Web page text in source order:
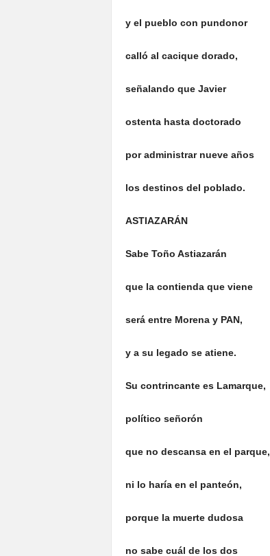
yel pueblo con pundonor
calló al cacique dorado,
señalando que Javier
ostenta hasta doctorado
poradministrarnueve años
los destinos del poblado.
ASTIAZARÁN
Sabe Toño Astiazarán
que la contienda que viene
será entre Morena y PAN,
y a su legado se atiene.
Su contrincante es Lamarque,
político señorón
que no descansa en el parque,
ni lo haría en el panteón,
porque la muerte dudosa
no sabe cuál de los dos